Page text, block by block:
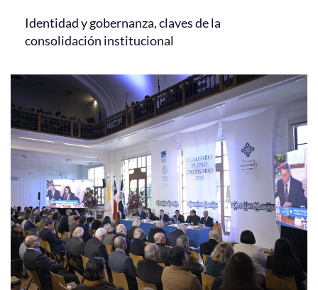
Identidad y gobernanza, claves de la
consolidación institucional